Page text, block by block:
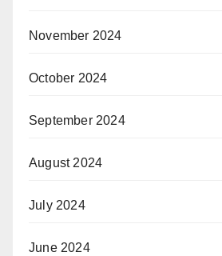
November 2024
October 2024
September 2024
August 2024
July 2024
June 2024